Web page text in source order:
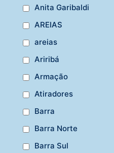
Anita Garibaldi
AREIAS
areias
Ariribá
Armação
Atiradores
Barra
Barra Norte
Barra Sul